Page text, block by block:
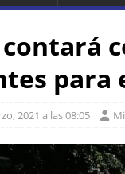
para
2021 a las 08:05